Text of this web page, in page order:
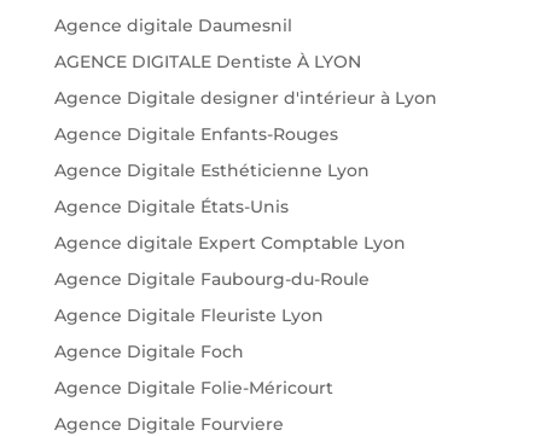
Agence digitale Daumesnil
AGENCE DIGITALE Dentiste À LYON
Agence Digitale designer d'intérieur à Lyon
Agence Digitale Enfants-Rouges
Agence Digitale Esthéticienne Lyon
Agence Digitale États-Unis
Agence digitale Expert Comptable Lyon
Agence Digitale Faubourg-du-Roule
Agence Digitale Fleuriste Lyon
Agence Digitale Foch
Agence Digitale Folie-Méricourt
Agence Digitale Fourviere